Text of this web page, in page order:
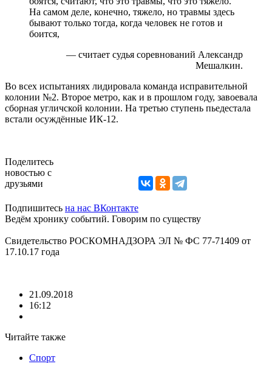
На самом деле, конечно, тяжело, но травмы здесь
бывают только тогда, когда человек не готов и
боится,
— считает судья соревнований Александр
Мешалкин.
Во всех испытаниях лидировала команда исправительной
колонии №2. Второе метро, как и в прошлом году, завоевала
сборная угличской колонии. На третью ступень пьедестала
встали осуждённые ИК-12.
Поделитесь
новостью с
друзьями
Подпишитесь на нас ВКонтакте
Ведём хронику событий. Говорим по существу
Свидетельство РОСКОМНАДЗОРА ЭЛ № ФС 77-71409 от
17.10.17 года
21.09.2018
16:12
Читайте также
Спорт